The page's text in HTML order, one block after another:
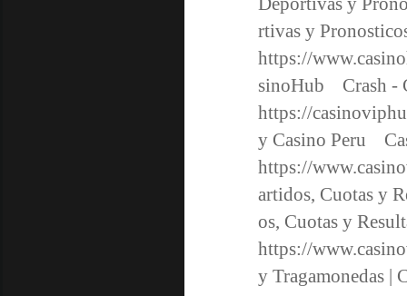
rtivas y
https://
sinoHub Crash -
https://
y Casino Peru
https://
artidos, Cuotas y
os, Cuotas y
https://
y Tragamonedas |